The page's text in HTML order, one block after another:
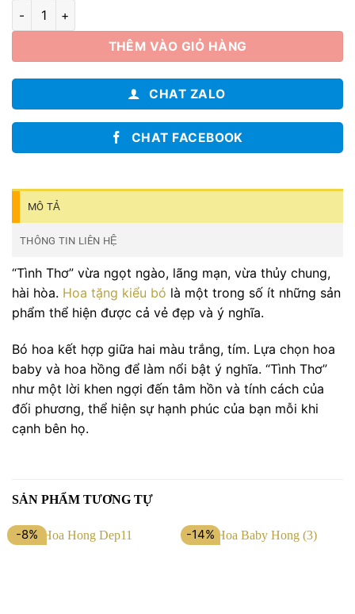
Tình thơ số lượng
THÊM VÀO GIỎ HÀNG
CHAT ZALO
CHAT FACEBOOK
MÔ TẢ
THÔNG TIN LIÊN HỆ
“Tình Thơ” vừa ngọt ngào, lãng mạn, vừa thủy chung,
hài hòa. Hoa tặng kiểu bó là một trong số ít những sản
phẩm thể hiện được cả vẻ đẹp và ý nghĩa.
Bó hoa kết hợp giữa hai màu trắng, tím. Lựa chọn hoa
baby và hoa hồng để làm nổi bật ý nghĩa. “Tình Thơ”
như một lời khen ngợi đến tâm hồn và tính cách của
đối phương, thể hiện sự hạnh phúc của bạn mỗi khi
cạnh bên họ.
SẢN PHẨM TƯƠNG TỰ
-8% -14%